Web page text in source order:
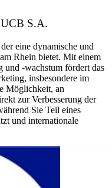
S.A.
eine dynamische und
Rhein bietet. Mit einem
und -wachstum fördert das
insbesondere im
Möglichkeit, an
zur Verbesserung der
Sie Teil eines
und internationale